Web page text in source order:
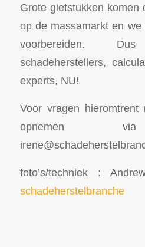
Grote gietstukken komen
op de massamarkt en
voorbereiden.
schadeherstellers,
experts, NU!
Voor vragen
opnemen via
foto’s/techniek :
schadeherstelbranche